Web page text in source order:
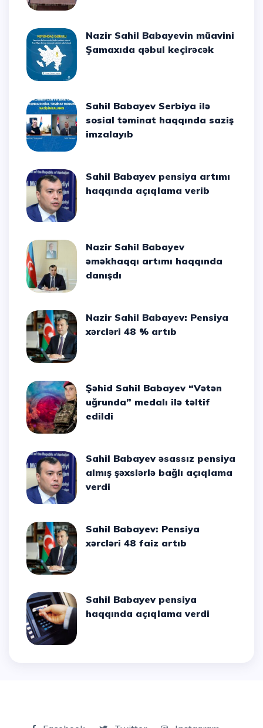
Nazir Sahil Babayevin müavini
Şamaxıda qəbul keçirəcək
Sahil Babayev Serbiya ilə
sosial təminat haqqında saziş
imzalayıb
Sahil Babayev pensiya artımı
haqqında açıqlama verib
Nazir Sahil Babayev
əməkhaqqı artımı haqqında
danışdı
Nazir Sahil Babayev: Pensiya
xərcləri 48 % artıb
Şəhid Sahil Babayev “Vətən
uğrunda” medalı ilə təltif
edildi
Sahil Babayev əsassız pensiya
almış şəxslərlə bağlı açıqlama
verdi
Sahil Babayev: Pensiya
xərcləri 48 faiz artıb
Sahil Babayev pensiya
haqqında açıqlama verdi